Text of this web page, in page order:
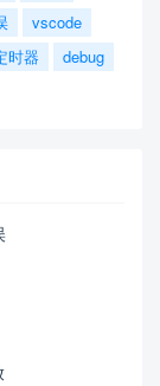
vscode
时器
debug